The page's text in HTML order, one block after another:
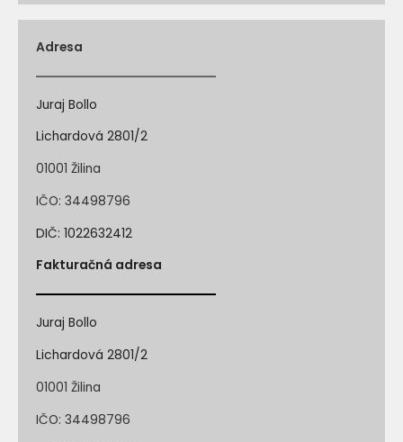
Adresa
Juraj Bollo
Lichardová 2801/2
01001 Žilina
IČO: 34498796
DIČ: 1022632412
Fakturačná adresa
Juraj Bollo
Lichardová 2801/2
01001 Žilina
IČO: 34498796